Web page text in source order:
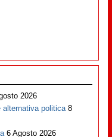
2026
alternativa politica 8
6 Agosto 2026